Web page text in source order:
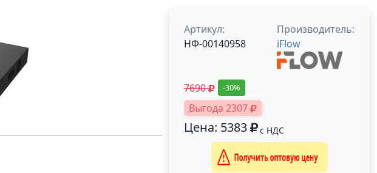
Артикул:
НФ-00140958
Производитель:
iFlow
7690 -30%
Выгода 2307
Цена: 5383 с НДС
Получить оптовую цену